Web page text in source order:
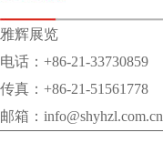
雅辉展览
电话：+86-21-33730859
传真：+86-21-51561778
邮箱：info@shyhzl.com.cn